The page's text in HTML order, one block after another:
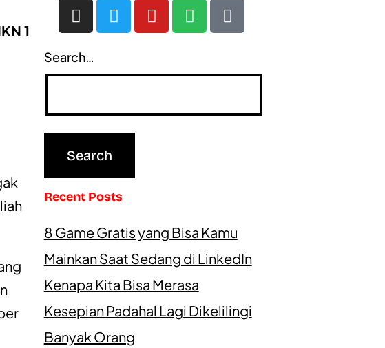
1
Search…
Recent Posts
8 Game Gratis yang Bisa Kamu
Mainkan Saat Sedang di LinkedIn
Kenapa Kita Bisa Merasa
Kesepian Padahal Lagi Dikelilingi
Banyak Orang